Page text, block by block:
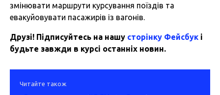
змінювати маршрути курсування поїздів та
евакуйовувати пасажирів із вагонів.
Друзі! Підписуйтесь на нашу сторінку Фейсбук і
будьте завжди в курсі останніх новин.
Читайте також